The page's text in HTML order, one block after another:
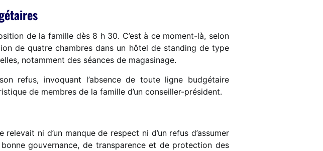
de la famille dès 8 h 30. C’est à ce moment-là, selon
de quatre chambres dans un hôtel de standing de type
notamment des séances de magasinage.
refus, invoquant l’absence de toute ligne budgétaire
de membres de la famille d’un conseiller-président.
ni d’un manque de respect ni d’un refus d’assumer
gouvernance, de transparence et de protection des